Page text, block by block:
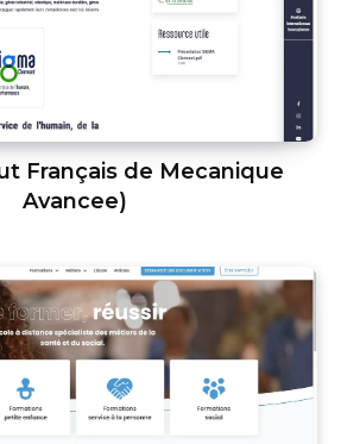
Français de Mecanique
Avancee)